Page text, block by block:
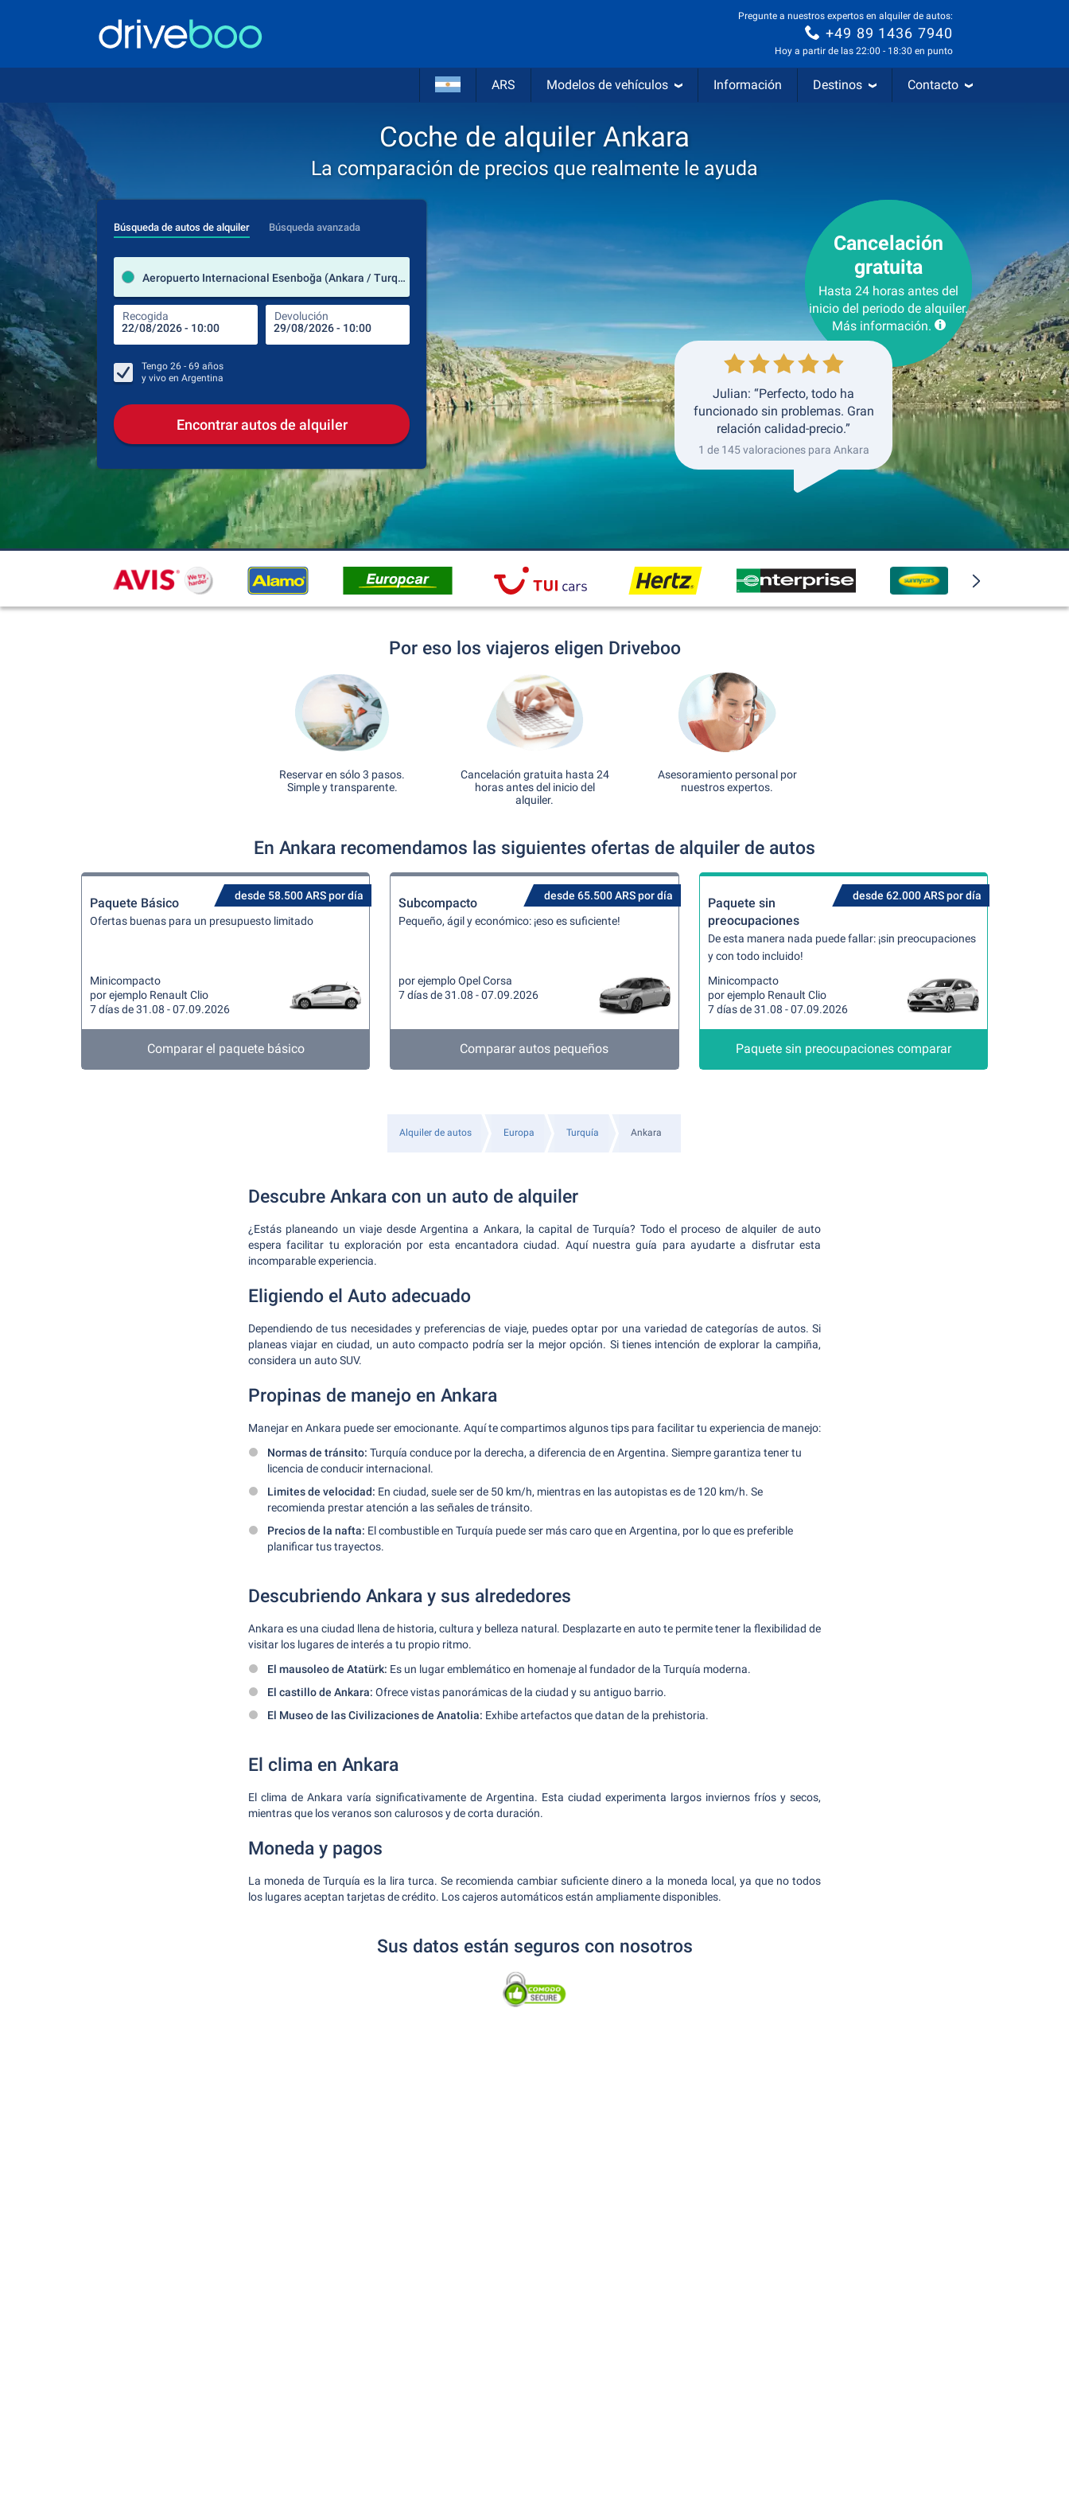
Pregunte a nuestros expertos en alquiler de autos:
+49 89 1436 7940
Hoy a partir de las 22:00 - 18:30 en punto
ARS Modelos de vehículos Información Destinos Contacto
Coche de alquiler Ankara
La comparación de precios que realmente le ayuda
Búsqueda de autos de alquiler Búsqueda avanzada
Aeropuerto Internacional Esenboğa (Ankara / Turquía)
Recogida Devolución
lugar de alquiler
Recogida Devolución
Tengo 26 - 69 años
y vivo en Argentina
Encontrar autos de alquiler
Cancelación
gratuita
Hasta 24 horas antes del
inicio del periodo de alquiler.
Más información.
Julian: “Perfecto, todo ha
funcionado sin problemas. Gran
relación calidad-precio.”
1 de 145 valoraciones para Ankara
Por eso los viajeros eligen Driveboo
Reservar en sólo 3 pasos.
Simple y transparente.
Cancelación gratuita hasta 24
horas antes del inicio del
alquiler.
Asesoramiento personal por
nuestros expertos.
En Ankara recomendamos las siguientes ofertas de alquiler de autos
desde 58.500 ARS por día
Paquete Básico
Ofertas buenas para un presupuesto limitado
Minicompacto
por ejemplo Renault Clio
7 días de 31.08 - 07.09.2026
Comparar el paquete básico
desde 65.500 ARS por día
Subcompacto
Pequeño, ágil y económico: ¡eso es suficiente!
por ejemplo Opel Corsa
7 días de 31.08 - 07.09.2026
Comparar autos pequeños
desde 62.000 ARS por día
Paquete sin
preocupaciones
De esta manera nada puede fallar: ¡sin preocupaciones
y con todo incluido!
Minicompacto
por ejemplo Renault Clio
7 días de 31.08 - 07.09.2026
Paquete sin preocupaciones comparar
Alquiler de autos Europa Turquía Ankara
Descubre Ankara con un auto de alquiler
¿Estás planeando un viaje desde Argentina a Ankara, la capital de Turquía? Todo el proceso de alquiler de auto
espera facilitar tu exploración por esta encantadora ciudad. Aquí nuestra guía para ayudarte a disfrutar esta
incomparable experiencia.
Eligiendo el Auto adecuado
Dependiendo de tus necesidades y preferencias de viaje, puedes optar por una variedad de categorías de autos. Si
planeas viajar en ciudad, un auto compacto podría ser la mejor opción. Si tienes intención de explorar la campiña,
considera un auto SUV.
Propinas de manejo en Ankara
Manejar en Ankara puede ser emocionante. Aquí te compartimos algunos tips para facilitar tu experiencia de manejo:
Normas de tránsito: Turquía conduce por la derecha, a diferencia de en Argentina. Siempre garantiza tener tu
licencia de conducir internacional.
Limites de velocidad: En ciudad, suele ser de 50 km/h, mientras en las autopistas es de 120 km/h. Se
recomienda prestar atención a las señales de tránsito.
Precios de la nafta: El combustible en Turquía puede ser más caro que en Argentina, por lo que es preferible
planificar tus trayectos.
Descubriendo Ankara y sus alrededores
Ankara es una ciudad llena de historia, cultura y belleza natural. Desplazarte en auto te permite tener la flexibilidad de
visitar los lugares de interés a tu propio ritmo.
El mausoleo de Atatürk: Es un lugar emblemático en homenaje al fundador de la Turquía moderna.
El castillo de Ankara: Ofrece vistas panorámicas de la ciudad y su antiguo barrio.
El Museo de las Civilizaciones de Anatolia: Exhibe artefactos que datan de la prehistoria.
El clima en Ankara
El clima de Ankara varía significativamente de Argentina. Esta ciudad experimenta largos inviernos fríos y secos,
mientras que los veranos son calurosos y de corta duración.
Moneda y pagos
La moneda de Turquía es la lira turca. Se recomienda cambiar suficiente dinero a la moneda local, ya que no todos
los lugares aceptan tarjetas de crédito. Los cajeros automáticos están ampliamente disponibles.
Sus datos están seguros con nosotros